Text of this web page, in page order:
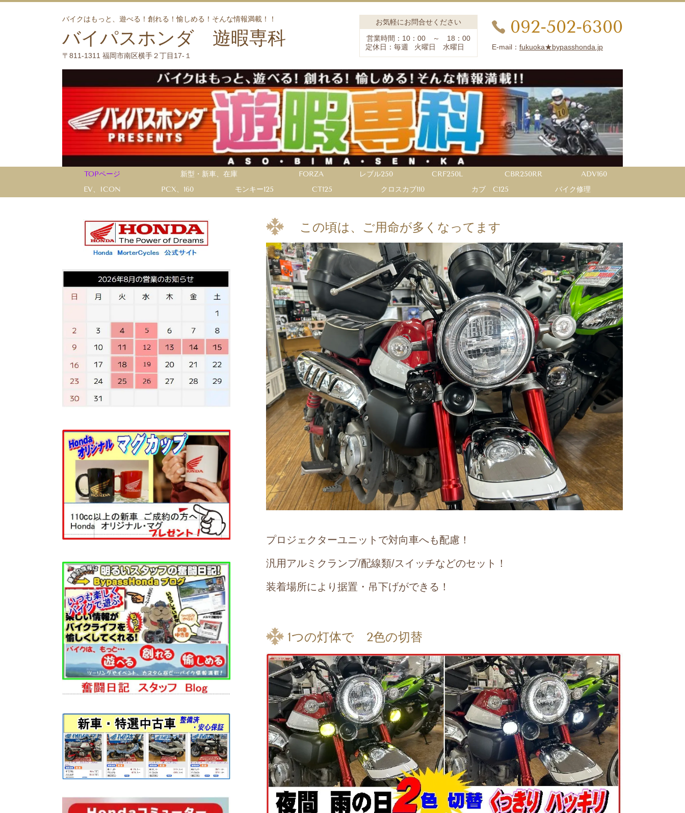
バイクはもっと、遊べる！創れる！愉しめる！そんな情報満載！！
バイパスホンダ 遊暇専科
〒811-1311 福岡市南区横手２丁目17-１
お気軽にお問合せください
営業時間：10：00 ～ 18：00
定休日：毎週 火曜日 水曜日
092-502-6300
E-mail： fukuoka★bypasshonda.jp
TOPページ 新型・新車、在庫 FORZA レブル250 CRF250L CBR250RR
ADV160
EV、ICON
PCX、160 モンキー125 CT125 クロスカブ110 カブ C125 バイク修理
この頃は、ご用命が多くなってます
プロジェクターユニットで対向車へも配慮！
汎用アルミクランプ/配線類/スイッチなどのセット！
装着場所により据置・吊下げができる！
1つの灯体で 2色の切替